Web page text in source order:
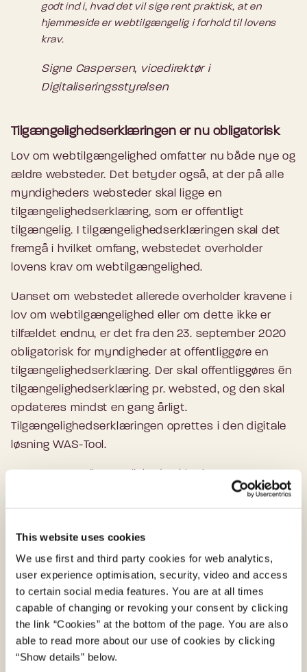
This website uses cookies
We use first and third party cookies for web analytics,
user experience optimisation, security, video and access
to certain social media features. You are at all times
capable of changing or revoking your consent by clicking
the link “Cookies” at the bottom of the page. You are also
able to read more about our use of cookies by clicking
“Show details” below.
godt ind i, hvad det vil sige rent praktisk, at en
hjemmeside er webtilgængelig i forhold til lovens
krav.
Signe Caspersen, vicedirektør i
Digitaliseringsstyrelsen
Tilgængelighedserklæringen er nu obligatorisk
Lov om webtilgængelighed omfatter nu både nye og
ældre websteder. Det betyder også, at der på alle
myndigheders websteder skal ligge en
tilgængelighedserklæring, som er offentligt
tilgængelig. I tilgængelighedserklæringen skal det
fremgå i hvilket omfang, webstedet overholder
lovens krav om webtilgængelighed.
Uanset om webstedet allerede overholder kravene i
lov om webtilgængelighed eller om dette ikke er
tilfældet endnu, er det fra den 23. september 2020
obligatorisk for myndigheder at offentliggøre en
tilgængelighedserklæring. Der skal offentliggøres én
tilgængelighedserklæring pr. websted, og den skal
opdateres mindst en gang årligt.
Tilgængelighedserklæringen oprettes i den digitale
løsning WAS-Tool.
Hvis et websted mod forventning ikke er
webtilgængeligt, eller på anden vis ikke lever op til
kravene i lov om webtilgængelighed, kan man som
borger rette direkte henvendelse til den myndighed,
som er ansvarlig for webstedet.
Kontaktinformationer skal kunne findes i
tilgængelighedserklæringen, som er offentliggjort på